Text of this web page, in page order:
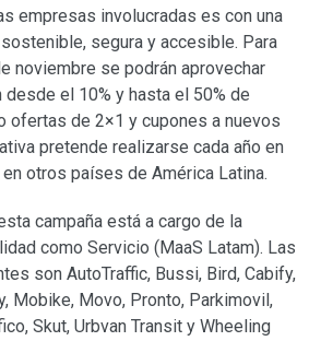
empresas involucradas es con una
segura y accesible. Para
noviembre se podrán aprovechar
el 10% y hasta el 50% de
ofertas de 2×1 y cupones a nuevos
pretende realizarse cada año en
otros países de América Latina.
campaña está a cargo de la
como Servicio (MaaS Latam). Las
son AutoTraffic, Bussi, Bird, Cabify,
Mobike, Movo, Pronto, Parkimovil,
Skut, Urbvan Transit y Wheeling